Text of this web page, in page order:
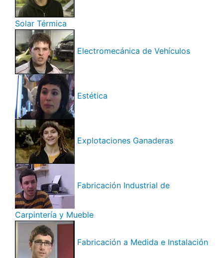
Solar Térmica
Electromecánica de Vehículos
Estética
Explotaciones Ganaderas
Fabricación Industrial de
Carpintería y Mueble
Fabricación a Medida e Instalación